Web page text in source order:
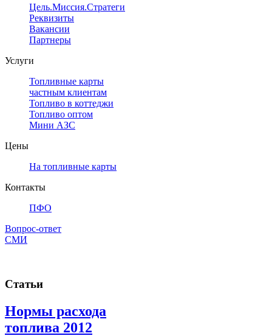
Цель.Миссия.Стратегия.
Реквизиты
Вакансии
Партнеры
Услуги
Топливные карты
частным клиентам
Топливо в коттеджи
Топливо оптом
Мини АЗС
Цены
На топливные карты
Контакты
ПФО
Вопрос-ответ
СМИ
Статьи
Нормы расхода
топлива 2012